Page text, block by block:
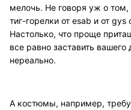
мелочь. Не говоря уж о том,
тиг-горелки от esab и от
Настолько, что проще
все равно заставить
нереально.
А костюмы, например,